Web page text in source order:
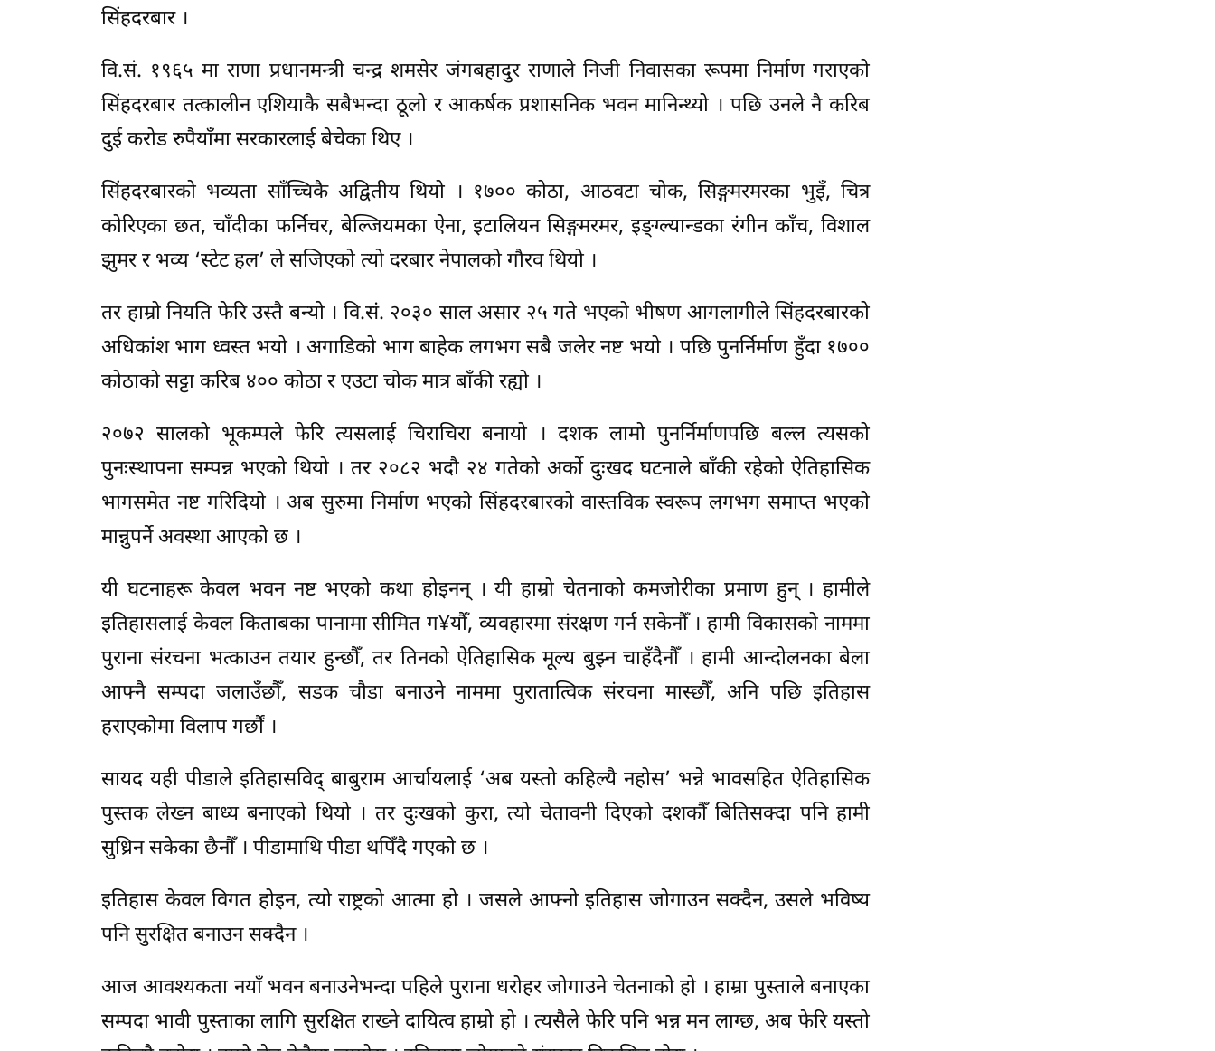
सिंहदरबार ।
वि.सं. १९६५ मा राणा प्रधानमन्त्री चन्द्र शमसेर जंगबहादुर राणाले निजी निवासका रूपमा निर्माण गराएको
सिंहदरबार तत्कालीन एशियाकै सबैभन्दा ठूलो र आकर्षक प्रशासनिक भवन मानिन्थ्यो । पछि उनले नै करिब
दुई करोड रुपैयाँमा सरकारलाई बेचेका थिए ।
सिंहदरबारको भव्यता साँच्चिकै अद्वितीय थियो । १७०० कोठा, आठवटा चोक, सिङ्गमरमरका भुइँ, चित्र
कोरिएका छत, चाँदीका फर्निचर, बेल्जियमका ऐना, इटालियन सिङ्गमरमर, इङ्ग्ल्यान्डका रंगीन काँच, विशाल
झुमर र भव्य ‘स्टेट हल’ ले सजिएको त्यो दरबार नेपालको गौरव थियो ।
तर हाम्रो नियति फेरि उस्तै बन्यो । वि.सं. २०३० साल असार २५ गते भएको भीषण आगलागीले सिंहदरबारको
अधिकांश भाग ध्वस्त भयो । अगाडिको भाग बाहेक लगभग सबै जलेर नष्ट भयो । पछि पुनर्निर्माण हुँदा १७००
कोठाको सट्टा करिब ४०० कोठा र एउटा चोक मात्र बाँकी रह्यो ।
२०७२ सालको भूकम्पले फेरि त्यसलाई चिराचिरा बनायो । दशक लामो पुनर्निर्माणपछि बल्ल त्यसको
पुनःस्थापना सम्पन्न भएको थियो । तर २०८२ भदौ २४ गतेको अर्को दुःखद घटनाले बाँकी रहेको ऐतिहासिक
भागसमेत नष्ट गरिदियो । अब सुरुमा निर्माण भएको सिंहदरबारको वास्तविक स्वरूप लगभग समाप्त भएको
मान्नुपर्ने अवस्था आएको छ ।
यी घटनाहरू केवल भवन नष्ट भएको कथा होइनन् । यी हाम्रो चेतनाको कमजोरीका प्रमाण हुन् । हामीले
इतिहासलाई केवल किताबका पानामा सीमित ग¥यौँ, व्यवहारमा संरक्षण गर्न सकेनौँ । हामी विकासको नाममा
पुराना संरचना भत्काउन तयार हुन्छौँ, तर तिनको ऐतिहासिक मूल्य बुझ्न चाहँदैनौँ । हामी आन्दोलनका बेला
आफ्नै सम्पदा जलाउँछौँ, सडक चौडा बनाउने नाममा पुरातात्विक संरचना मास्छौँ, अनि पछि इतिहास
हराएकोमा विलाप गर्छौं ।
सायद यही पीडाले इतिहासविद् बाबुराम आर्चायलाई ‘अब यस्तो कहिल्यै नहोस’ भन्ने भावसहित ऐतिहासिक
पुस्तक लेख्न बाध्य बनाएको थियो । तर दुःखको कुरा, त्यो चेतावनी दिएको दशकौँ बितिसक्दा पनि हामी
सुध्रिन सकेका छैनौँ । पीडामाथि पीडा थपिँदै गएको छ ।
इतिहास केवल विगत होइन, त्यो राष्ट्रको आत्मा हो । जसले आफ्नो इतिहास जोगाउन सक्दैन, उसले भविष्य
पनि सुरक्षित बनाउन सक्दैन ।
आज आवश्यकता नयाँ भवन बनाउनेभन्दा पहिले पुराना धरोहर जोगाउने चेतनाको हो । हाम्रा पुस्ताले बनाएका
सम्पदा भावी पुस्ताका लागि सुरक्षित राख्ने दायित्व हाम्रो हो । त्यसैले फेरि पनि भन्न मन लाग्छ, अब फेरि यस्तो